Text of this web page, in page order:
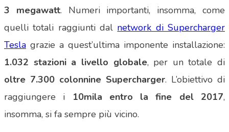
3 megawatt. Numeri importanti, insomma, come
quelli totali raggiunti dal network di Supercharger
Tesla grazie a quest’ultima imponente installazione:
1.032 stazioni a livello globale, per un totale di
oltre 7.300 colonnine Supercharger. L’obiettivo di
raggiungere i
10mila entro la fine del 2017,
insomma, si fa sempre più vicino.